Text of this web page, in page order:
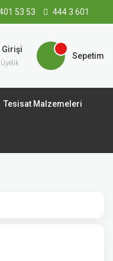
53 53 444 3 601
Girişi
Sepetim
Tesisat Malzemeleri